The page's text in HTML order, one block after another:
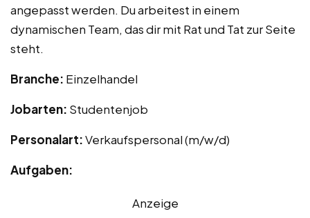
angepasst werden. Du arbeitest in einem
dynamischen Team, das dir mit Rat und Tat zur Seite
steht.
Branche: Einzelhandel
Jobarten: Studentenjob
Personalart:Verkaufspersonal (m/w/d)
Aufgaben:
Anzeige